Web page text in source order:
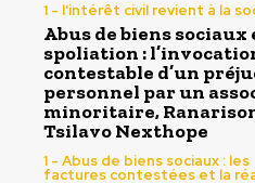
1 - l'intérêt civil revient à la
Abus de biens sociaux
spoliation :
contestable d’un
personnel par un
minoritaire,
Tsilavo Nexthope
1 - Abus de biens sociaux : les
factures contestées et la